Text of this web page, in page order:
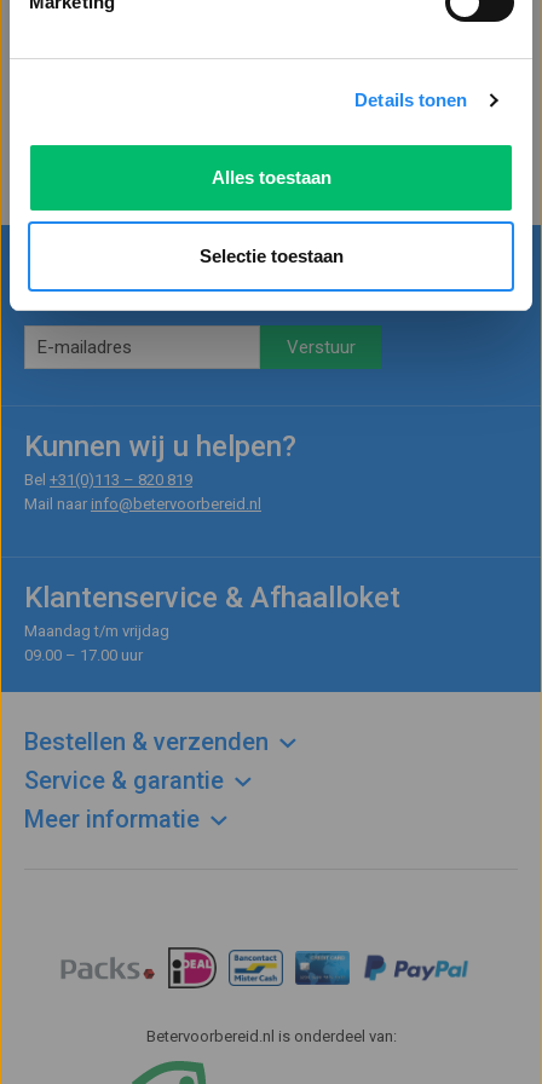
Details tonen
Alles toestaan
Selectie toestaan
centrale plaats zodat er snel
Blijf op de hoogte
Kunnen wij u helpen?
Bel +31(0)113 – 820 819
Mail naar info@betervoorbereid.nl
Klantenservice & Afhaalloket
Maandag t/m vrijdag
09.00 – 17.00 uur
Bestellen & verzenden
Service & garantie
Meer informatie
Betervoorbereid.nl is onderdeel van: